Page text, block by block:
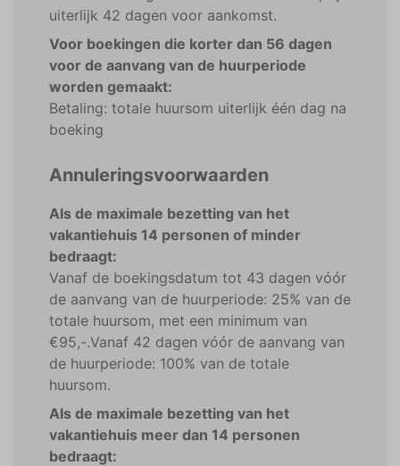
uiterlijk 42 dagen voor aankomst.
Voor boekingen die korter dan 56 dagen
voor de aanvang van de huurperiode
worden gemaakt:
Betaling: totale huursom uiterlijk één dag na
boeking
Annuleringsvoorwaarden
Als de maximale bezetting van het
vakantiehuis 14 personen of minder
bedraagt:
Vanaf de boekingsdatum tot 43 dagen vóór
de aanvang van de huurperiode: 25% van de
totale huursom, met een minimum van
€95,-.Vanaf 42 dagen vóór de aanvang van
de huurperiode: 100% van de totale
huursom.
Als de maximale bezetting van het
vakantiehuis meer dan 14 personen
bedraagt: